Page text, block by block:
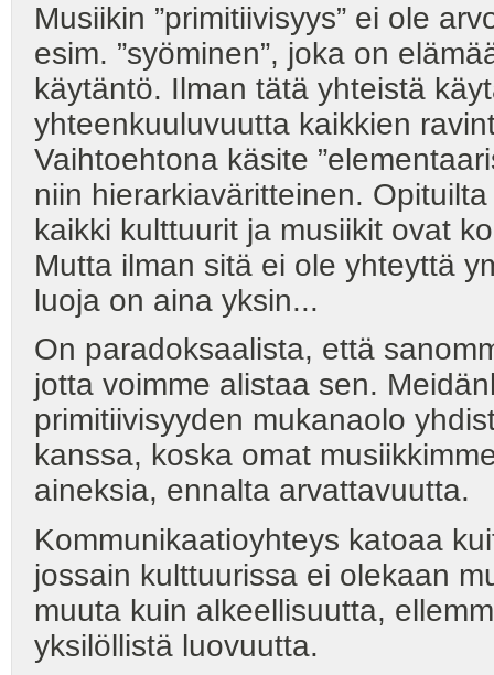
Musiikin ”primitiivisyys” ei ole
esim. ”syöminen”, joka on
käytäntö. Ilman tätä yhteistä
yhteenkuuluvuutta kaikkien
Vaihtoehtona käsite
niin hierarkiaväritteinen.
kaikki kulttuurit ja musiikit ovat
Mutta ilman sitä ei ole yhteyttä
luoja on aina yksin...
On paradoksaalista, että
jotta voimme alistaa sen.
primitiivisyyden mukanaolo
kanssa, koska omat
aineksia, ennalta arvattavuutta.
Kommunikaatioyhteys katoaa
jossain kulttuurissa ei olekaan
muuta kuin alkeellisuutta,
yksilöllistä luovuutta.